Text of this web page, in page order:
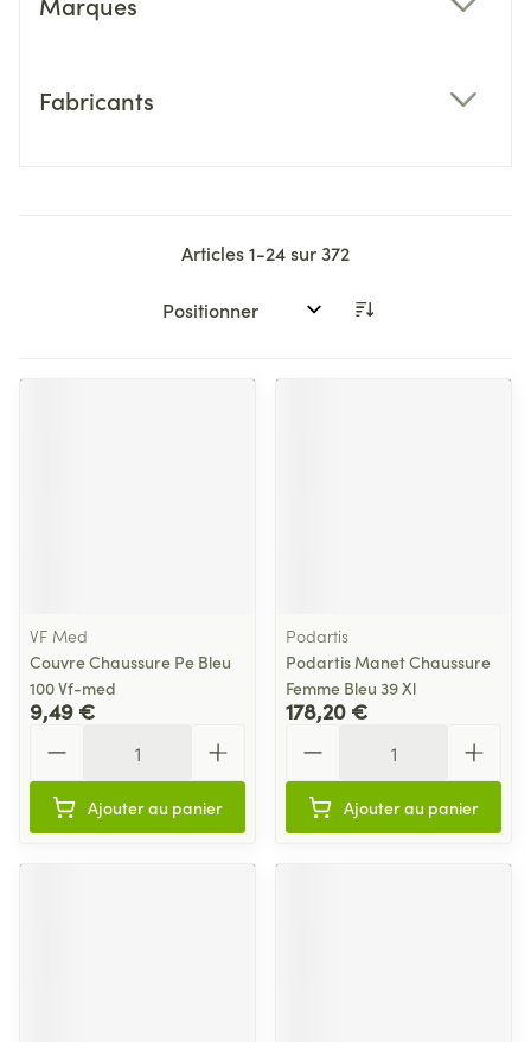
Fabricants
Articles1-24sur372
Trier par:
VF Med
Couvre Chaussure Pe Bleu
100 Vf-med
9,49 €
Ajouter au panier
Podartis
Podartis Manet Chaussure
Femme Bleu 39 Xl
178,20 €
Ajouter au panier